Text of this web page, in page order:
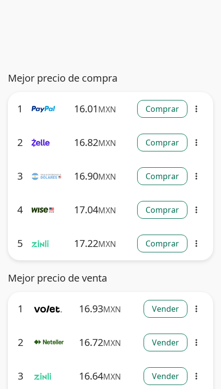
Mejor precio de compra
1 16.01 MXN Comprar more_vert
2 16.82MXN Comprar more_vert
3 16.90MXN Comprar more_vert
4 17.04MXN Comprar more_vert
5 17.22MXN Comprar more_vert
Mejor precio de venta
1 16.93MXN Vender more_vert
2 16.72MXN Vender more_vert
3 16.64MXN Vender more_vert